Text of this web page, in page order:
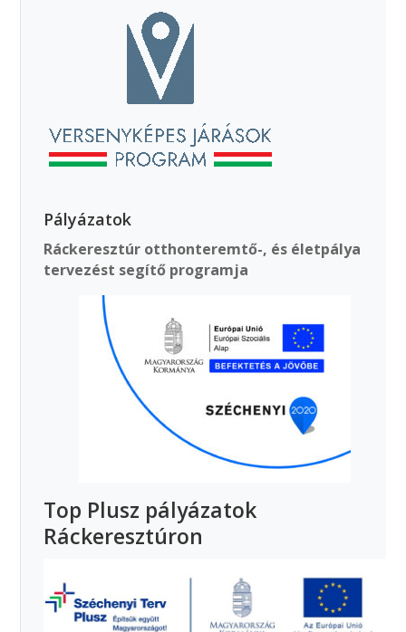
Pályázatok
Ráckeresztúr otthonteremtő-, és életpálya
tervezést segítő programja
Top Plusz pályázatok
Ráckeresztúron